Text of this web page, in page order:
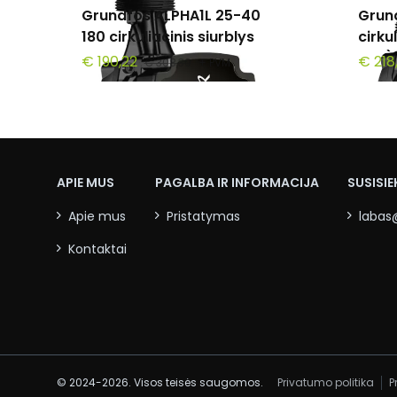
Grundfos ALPHA1L 25-40
180 cirkuliacinis siurblys
€ 190,22 € 308,30 + PVM
mm)
€
APIE MUS
Apie mus
Kontaktai
PAGALBA IR INFORMACIJA
Pristatymas
© 2024-2026. Visos teisės saugomos. Privatumo politika